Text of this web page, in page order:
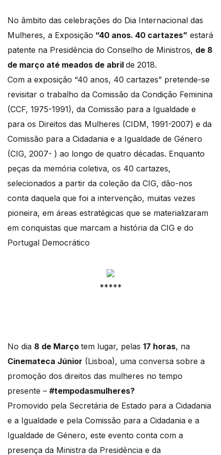
No âmbito das celebrações do Dia Internacional das
Mulheres, a Exposição “40 anos. 40 cartazes” estará
patente na Presidência do Conselho de Ministros, de 8
de março até meados de abril de 2018.
Com a exposição “40 anos, 40 cartazes” pretende-se
revisitar o trabalho da Comissão da Condição Feminina
(CCF, 1975-1991), da Comissão para a Igualdade e
para os Direitos das Mulheres (CIDM, 1991-2007) e da
Comissão para a Cidadania e a Igualdade de Género
(CIG, 2007- ) ao longo de quatro décadas. Enquanto
peças da memória coletiva, os 40 cartazes,
selecionados a partir da coleção da CIG, dão-nos
conta daquela que foi a intervenção, muitas vezes
pioneira, em áreas estratégicas que se materializaram
em conquistas que marcam a história da CIG e do
Portugal Democrático
*****
No dia 8 de Março tem lugar, pelas 17 horas, na
Cinemateca Júnior (Lisboa), uma conversa sobre a
promoção dos direitos das mulheres no tempo
presente – #tempodasmulheres?
Promovido pela Secretária de Estado para a Cidadania
e a Igualdade e pela Comissão para a Cidadania e a
Igualdade de Género, este evento conta com a
presença da Ministra da Presidência e da